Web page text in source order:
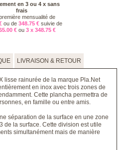
en 3 ou 4 x sans
frais
mensualité de
ou de 348.75 € suivie de
€ ou 3 x 348.75 €
LIVRAISON & RETOUR
lisse rainurée de la marque Pla.Net
en inox avec trois zones de
Cette plancha permettra de
en famille ou entre amis.
séparation de la surface en une zone
de la surface. Cette division est utile
simultanément mais de manière